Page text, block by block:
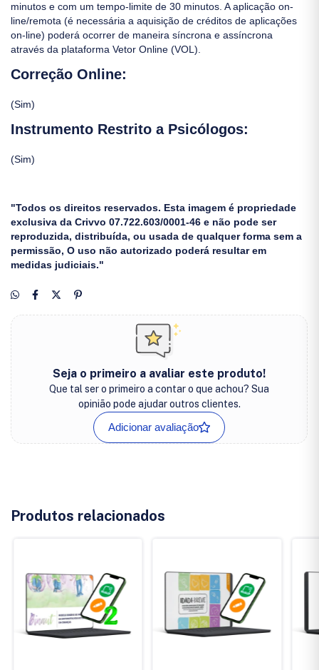
minutos e com um tempo-limite de 30 minutos. A aplicação on-
line/remota (é necessária a aquisição de créditos de aplicações
on-line) poderá ocorrer de maneira síncrona e assíncrona
através da plataforma Vetor Online (VOL).
Correção Online:
(Sim)
Instrumento Restrito a Psicólogos:
(Sim)
"Todos os direitos reservados. Esta imagem é propriedade
exclusiva da Crivvo 07.722.603/0001-46 e não pode ser
reproduzida, distribuída, ou usada de qualquer forma sem a
permissão, O uso não autorizado poderá resultar em
medidas judiciais."
Seja o primeiro a avaliar este produto!
Que tal ser o primeiro a contar o que achou? Sua
opinião pode ajudar outros clientes.
Adicionar avaliação
Produtos relacionados